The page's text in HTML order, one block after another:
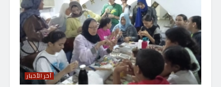
آخر الأخبار